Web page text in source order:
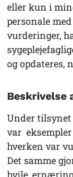
eller kun i
personale
vurderinger,
og opdateres,
Beskrivelse
Under tilsynet
var
hverken var
Det samme
hvile,